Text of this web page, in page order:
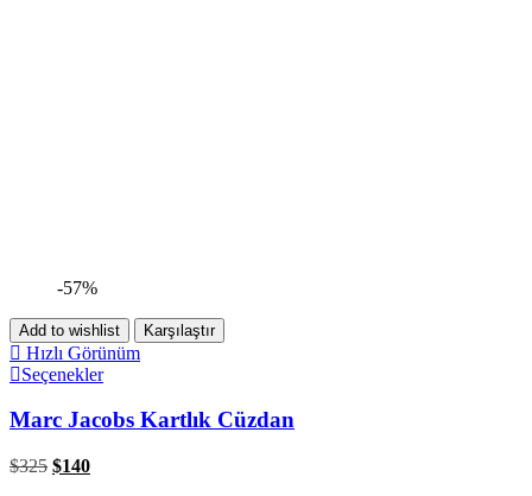
-57%
Add to wishlist Karşılaştır
Hızlı Görünüm
Seçenekler
Marc Jacobs Kartlık Cüzdan
$325 $140